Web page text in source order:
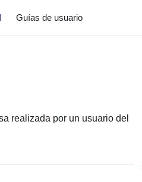
Guías de usuario
realizada por un usuario del